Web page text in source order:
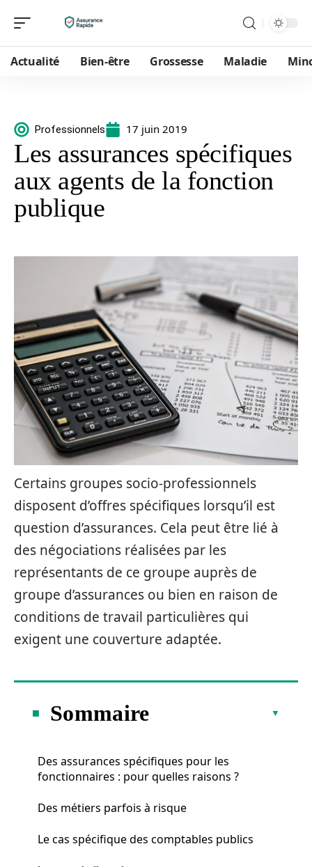
Actualité Bien-être Grossesse Maladie
Professionnels 17 juin 2019
Les assurances spécifiques
aux agents de la fonction
publique
Certains groupes socio-professionnels
disposent d’offres spécifiques lorsqu’il est
question d’assurances. Cela peut être lié à
des négociations réalisées par les
représentants de ce groupe auprès de
groupe d’assurances ou bien en raison de
conditions de travail particulières qui
exigent une couverture adaptée.
Sommaire
Des assurances spécifiques pour les
fonctionnaires : pour quelles raisons ?
Des métiers parfois à risque
Le cas spécifique des comptables publics